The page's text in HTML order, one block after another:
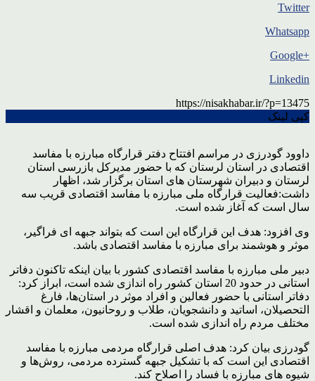
Twitter
Whatsapp
+Google
Linkedin
https://nisakhabar.ir/?p=13475
کپی لینک
داوود گودرزی در مراسم افتتاح دفتر قرارگاه مبارزه با مفاسد
اقتصادی در استان لرستان که با حضور مدیرکل بازرسی استان
لرستان و دبیران شهرستان های استان برگزار شد، اظهار
داشت:فعالیت قرارگاه ملی مبارزه با مفاسد اقتصادی قریب سه
سال است که آغاز شده است.
وی افزود: هدف این قرارگاه این است که بتواند جبهه ای فراگیر،
موثر و هوشمند برای مبارزه با مفاسد اقتصادی باشد.
دبیر ملی مبارزه با مفاسد اقتصادی کشور با بیان اینکه تاکنون دفاتر
استانی در حدود 20 استان کشور راه اندازی شده است، ابراز کرد:
دفاتر استانی با حضور فعالین و افراد موثر در استان‌ها، فارغ
التحصیلان، اساتید و دانشجویان، طلاب و روحانیون، معلمان و اقشار
مختلف مردم راه اندازی شده است.
گودرزی بیان کرد: هدف اصلی قرارگاه مردمی مبارزه با مفاسد
اقتصادی این است که با تشکیل جبهه گسترده مردمی، روش‌ها و
شیوه های مبارزه با فساد را اصلاح کند.